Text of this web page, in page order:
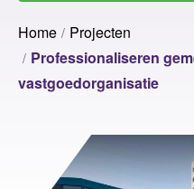
Home
Projecten
Professionaliseren
vastgoedorganisatie